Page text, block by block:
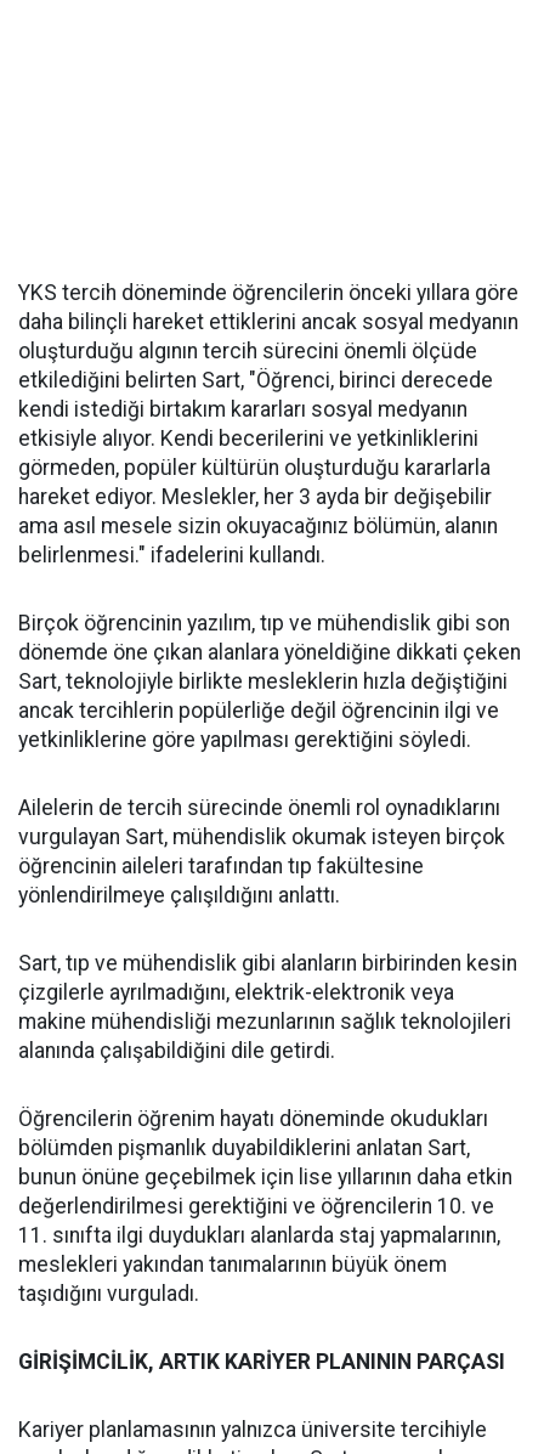
YKS tercih döneminde öğrencilerin önceki yıllara göre
daha bilinçli hareket ettiklerini ancak sosyal medyanın
oluşturduğu algının tercih sürecini önemli ölçüde
etkilediğini belirten Sart, "Öğrenci, birinci derecede
kendi istediği birtakım kararları sosyal medyanın
etkisiyle alıyor. Kendi becerilerini ve yetkinliklerini
görmeden, popüler kültürün oluşturduğu kararlarla
hareket ediyor. Meslekler, her 3 ayda bir değişebilir
ama asıl mesele sizin okuyacağınız bölümün, alanın
belirlenmesi." ifadelerini kullandı.
Birçok öğrencinin yazılım, tıp ve mühendislik gibi son
dönemde öne çıkan alanlara yöneldiğine dikkati çeken
Sart, teknolojiyle birlikte mesleklerin hızla değiştiğini
ancak tercihlerin popülerliğe değil öğrencinin ilgi ve
yetkinliklerine göre yapılması gerektiğini söyledi.
Ailelerin de tercih sürecinde önemli rol oynadıklarını
vurgulayan Sart, mühendislik okumak isteyen birçok
öğrencinin aileleri tarafından tıp fakültesine
yönlendirilmeye çalışıldığını anlattı.
Sart, tıp ve mühendislik gibi alanların birbirinden kesin
çizgilerle ayrılmadığını, elektrik-elektronik veya
makine mühendisliği mezunlarının sağlık teknolojileri
alanında çalışabildiğini dile getirdi.
Öğrencilerin öğrenim hayatı döneminde okudukları
bölümden pişmanlık duyabildiklerini anlatan Sart,
bunun önüne geçebilmek için lise yıllarının daha etkin
değerlendirilmesi gerektiğini ve öğrencilerin 10. ve
11. sınıfta ilgi duydukları alanlarda staj yapmalarının,
meslekleri yakından tanımalarının büyük önem
taşıdığını vurguladı.
GİRİŞİMCİLİK, ARTIK KARİYER PLANININ PARÇASI
Kariyer planlamasının yalnızca üniversite tercihiyle